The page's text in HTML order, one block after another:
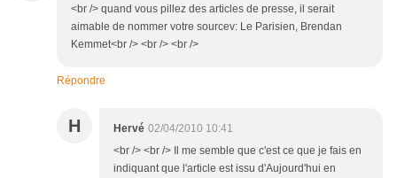
<br /> quand vous pillez des articles de presse, il serait
aimable de nommer votre sourcev: Le Parisien, Brendan
Kemmet<br /> <br /> <br />
Répondre
H Hervé 02/04/2010 10:41
<br /> <br /> Il me semble que c'est ce que je fais en
indiquant que l'article est issu d'Aujourd'hui en